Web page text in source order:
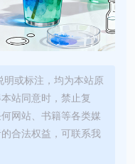
明或标注，均为本站原
站同意时，禁止复
网站、书籍等各类媒
合法权益，可联系我